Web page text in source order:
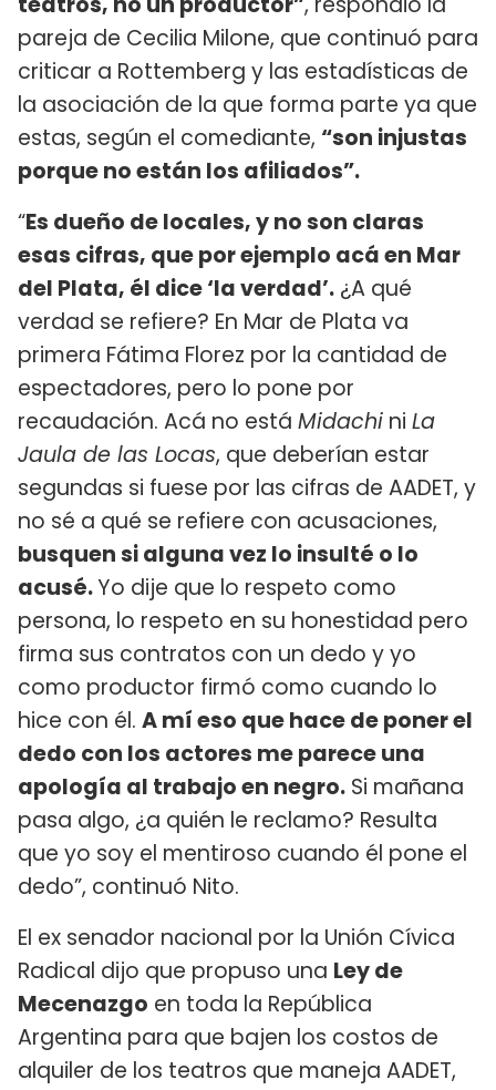
pareja de Cecilia Milone, que continuó para
criticar a Rottemberg y las estadísticas de
la asociación de la que forma parte ya que
estas, según el comediante, “son injustas
porque no están los afiliados”.
“Es dueño de locales, y no son claras
esas cifras, que por ejemplo acá en Mar
del Plata, él dice ‘la verdad’. ¿A qué
verdad se refiere? En Mar de Plata va
primera Fátima Florez por la cantidad de
espectadores, pero lo pone por
recaudación. Acá no está Midachi ni La
Jaula de las Locas, que deberían estar
segundas si fuese por las cifras de AADET, y
no sé a qué se refiere con acusaciones,
busquen si alguna vez lo insulté o lo
acusé.Yo dije que lo respeto como
persona, lo respeto en su honestidad pero
firma sus contratos con un dedo y yo
como productor firmó como cuando lo
hice con él. A mí eso que hace de poner el
dedo con los actores me parece una
apología al trabajo en negro. Si mañana
pasa algo, ¿a quién le reclamo? Resulta
que yo soy el mentiroso cuando él pone el
dedo”, continuó Nito.
El ex senador nacional por la Unión Cívica
Radical dijo que propuso una Ley de
Mecenazgo en toda la República
Argentina para que bajen los costos de
alquiler de los teatros que maneja AADET,